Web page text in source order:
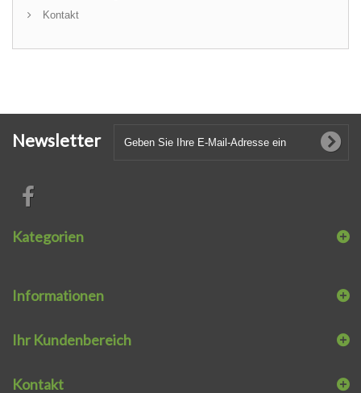
Kontakt
Newsletter
Kategorien
Informationen
Ihr Kundenbereich
Kontakt